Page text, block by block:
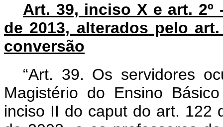
Art. 39, inciso X e art. 2º
de 2013, alterados pelo
conversão
“Art. 39. Os servidores
Magistério do Ensino
inciso II do caput do art. 122